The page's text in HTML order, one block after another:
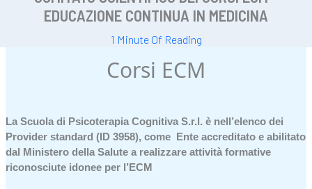
EDUCAZIONE CONTINUA IN MEDICINA
1 Minute Of Reading
Corsi ECM
La Scuola di Psicoterapia Cognitiva S.r.l. è nell’elenco dei
Provider standard (ID 3958),come Ente accreditato e abilitato
dal Ministero della Salute a realizzare attività formative
riconosciute idonee per l’ECM